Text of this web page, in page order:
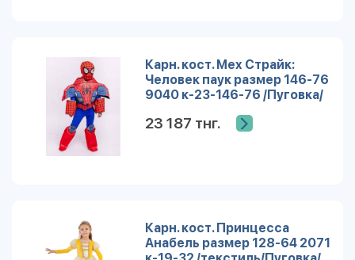
Карн. кост. Мех Страйк:
Человек паук размер 146-76
9040 к-23-146-76 /Пуговка/
23 187 тнг.
Карн. кост. Принцесса
Анабель размер 128-64 2071